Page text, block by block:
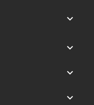



